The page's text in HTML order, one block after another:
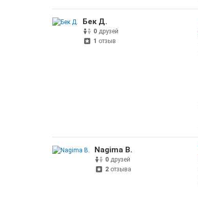
Бек Д.
0 друзей
1 отзыв
Nagima B.
0 друзей
2 отзыва